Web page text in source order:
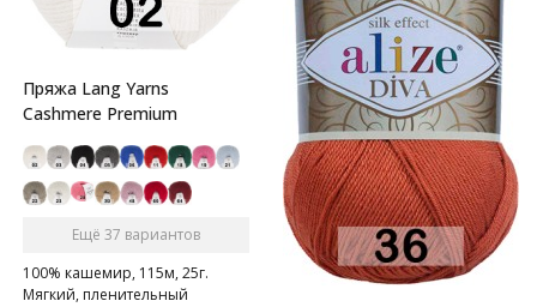
Пряжа Lang Yarns
Cashmere Premium
Ещё 37 вариантов
100% кашемир, 115м, 25г.
Мягкий, пленительный